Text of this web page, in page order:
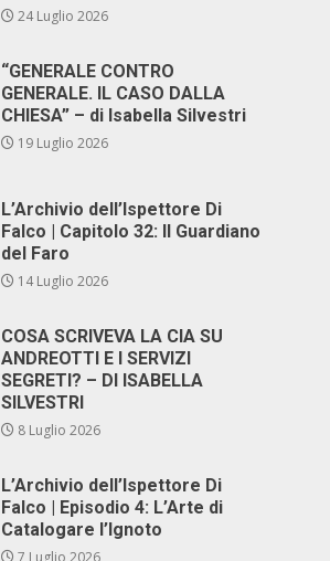
24 Luglio 2026
“GENERALE CONTRO
GENERALE. IL CASO DALLA
CHIESA” – di Isabella Silvestri
19 Luglio 2026
L’Archivio dell’Ispettore Di
Falco | Capitolo 32: Il Guardiano
del Faro
14 Luglio 2026
COSA SCRIVEVA LA CIA SU
ANDREOTTI E I SERVIZI
SEGRETI? – DI ISABELLA
SILVESTRI
8 Luglio 2026
L’Archivio dell’Ispettore Di
Falco | Episodio 4: L’Arte di
Catalogare l’Ignoto
7 Luglio 2026